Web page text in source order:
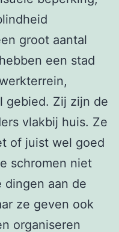
groot aantal
een stad
gebied. Zij zijn de
vlakbij huis. Ze
of juist wel goed
schromen niet
dingen aan de
ze geven ook
organiseren